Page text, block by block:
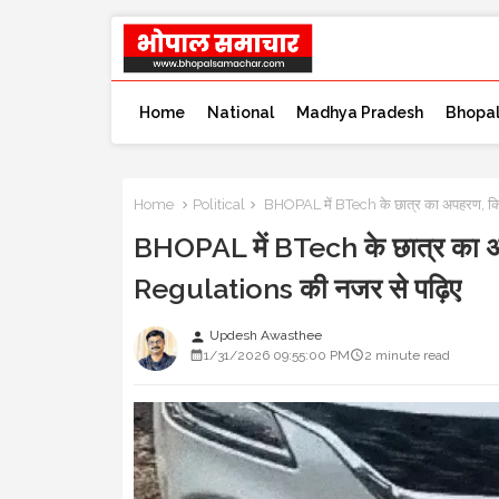
Home National Madhya Pradesh Bhopal
Home Political BHOPAL में BTech के छात्र का अपहरण,
BHOPAL में BTech के छात्र का
Regulations की नजर से पढ़िए
person Updesh Awasthee
1/31/2026 09:55:00 PM
2 minute read